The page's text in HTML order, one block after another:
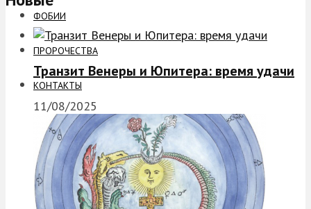
ФОБИИ
ПРОРОЧЕСТВА
КОНТАКТЫ
Транзит Венеры и Юпитера: время удачи
11/08/2025